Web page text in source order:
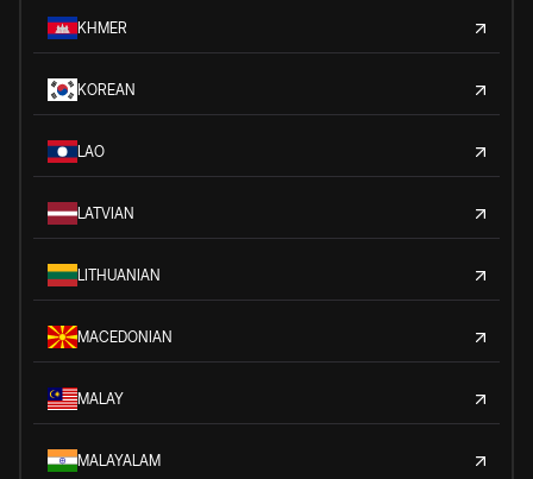
KHMER
KOREAN
LAO
LATVIAN
LITHUANIAN
MACEDONIAN
MALAY
MALAYALAM